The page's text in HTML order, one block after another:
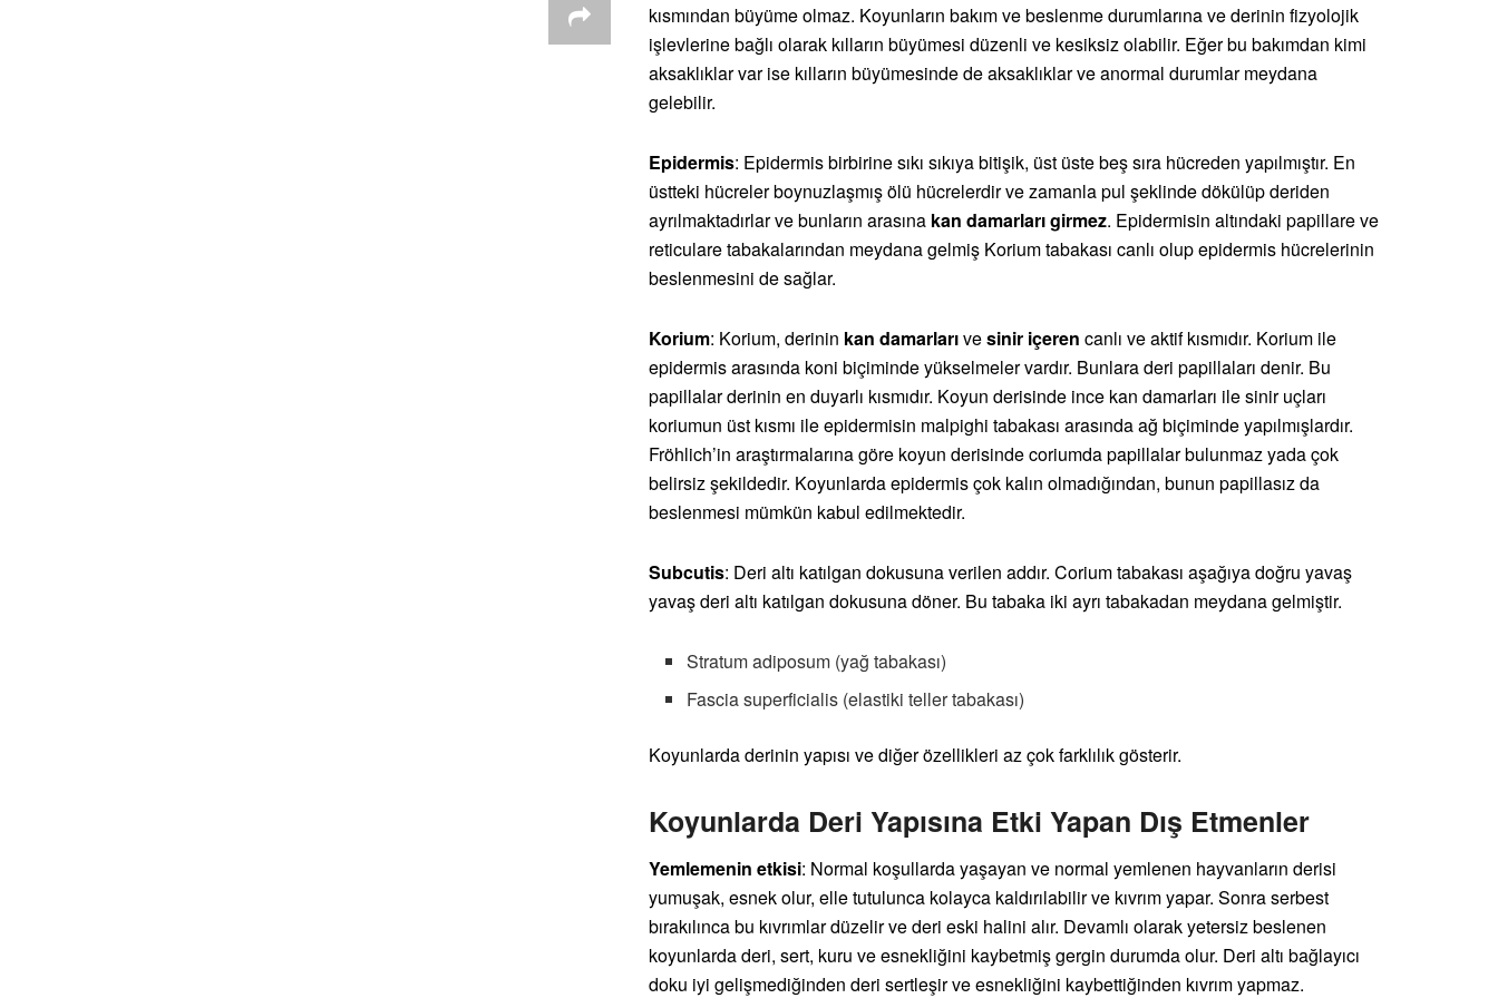
kısmından büyüme olmaz. Koyunların bakım ve beslenme durumlarına ve derinin fizyolojik
işlevlerine bağlı olarak kılların büyümesi düzenli ve kesiksiz olabilir. Eğer bu bakımdan kimi
aksaklıklar var ise kılların büyümesinde de aksaklıklar ve anormal durumlar meydana
gelebilir.
Epidermis: Epidermis birbirine sıkı sıkıya bitişik, üst üste beş sıra hücreden yapılmıştır. En
üstteki hücreler boynuzlaşmış ölü hücrelerdir ve zamanla pul şeklinde dökülüp deriden
ayrılmaktadırlar ve bunların arasına kan damarları girmez. Epidermisin altındaki papillare ve
reticulare tabakalarından meydana gelmiş Korium tabakası canlı olup epidermis hücrelerinin
beslenmesini de sağlar.
Korium: Korium, derinin kan damarlarıvesinir içeren canlı ve aktif kısmıdır. Korium ile
epidermis arasında koni biçiminde yükselmeler vardır. Bunlara deri papillaları denir. Bu
papillalar derinin en duyarlı kısmıdır. Koyun derisinde ince kan damarları ile sinir uçları
koriumun üst kısmı ile epidermisin malpighi tabakası arasında ağ biçiminde yapılmışlardır.
Fröhlich’in araştırmalarına göre koyun derisinde coriumda papillalar bulunmaz yada çok
belirsiz şekildedir. Koyunlarda epidermis çok kalın olmadığından, bunun papillasız da
beslenmesi mümkün kabul edilmektedir.
Subcutis: Deri altı katılgan dokusuna verilen addır. Corium tabakası aşağıya doğru yavaş
yavaş deri altı katılgan dokusuna döner. Bu tabaka iki ayrı tabakadan meydana gelmiştir.
Stratum adiposum (yağ tabakası)
Fascia superficialis (elastiki teller tabakası)
Koyunlarda derinin yapısı ve diğer özellikleri az çok farklılık gösterir.
Koyunlarda Deri Yapısına Etki Yapan Dış Etmenler
Yemlemenin etkisi: Normal koşullarda yaşayan ve normal yemlenen hayvanların derisi
yumuşak, esnek olur, elle tutulunca kolayca kaldırılabilir ve kıvrım yapar. Sonra serbest
bırakılınca bu kıvrımlar düzelir ve deri eski halini alır. Devamlı olarak yetersiz beslenen
koyunlarda deri, sert, kuru ve esnekliğini kaybetmiş gergin durumda olur. Deri altı bağlayıcı
doku iyi gelişmediğinden deri sertleşir ve esnekliğini kaybettiğinden kıvrım yapmaz.